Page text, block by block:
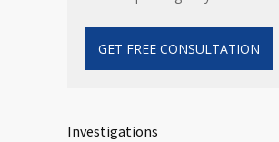
GET FREE CONSULTATION
Investigations